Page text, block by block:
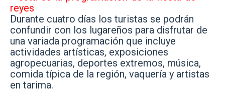
Durante cuatro días los turistas se podrán
confundir con los lugareños para disfrutar de
una variada programación que incluye
actividades artísticas, exposiciones
agropecuarias, deportes extremos, música,
comida típica de la región, vaquería y artistas
en tarima.